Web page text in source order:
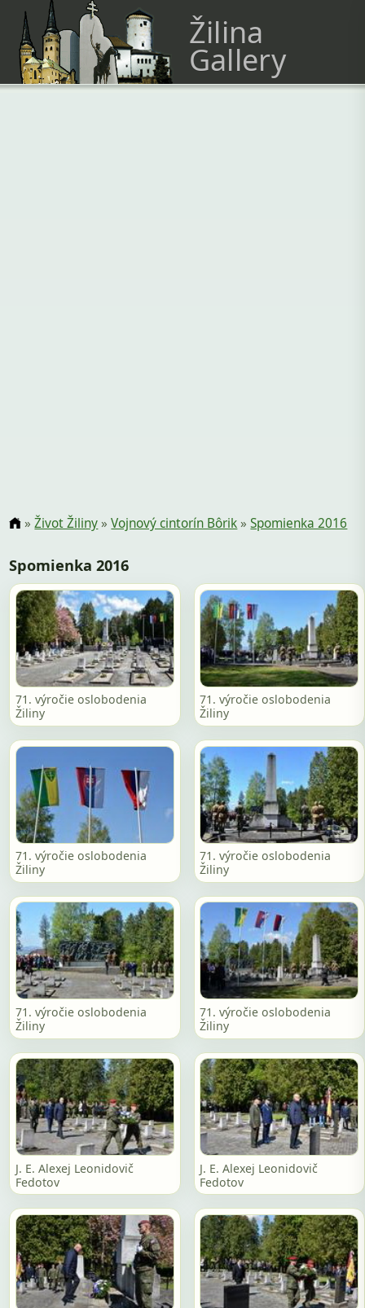
Žilina
Gallery
»Život Žiliny»Vojnový cintorín Bôrik»Spomienka 2016
Spomienka 2016
71. výročie oslobodenia
Žiliny
71. výročie oslobodenia
Žiliny
71. výročie oslobodenia
Žiliny
71. výročie oslobodenia
Žiliny
71. výročie oslobodenia
Žiliny
71. výročie oslobodenia
Žiliny
J. E. Alexej Leonidovič
Fedotov
J. E. Alexej Leonidovič
Fedotov